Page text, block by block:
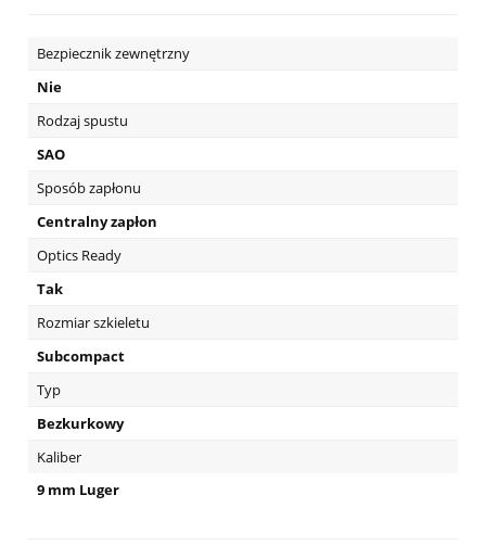
Bezpiecznik zewnętrzny
Nie
Rodzaj spustu
SAO
Sposób zapłonu
Centralny zapłon
Optics Ready
Tak
Rozmiar szkieletu
Subcompact
Typ
Bezkurkowy
Kaliber
9 mm Luger